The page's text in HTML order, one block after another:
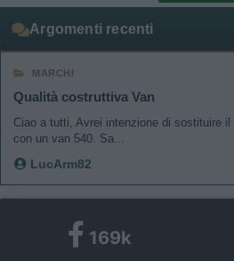
Argomenti recenti
MARCHI
Qualità costruttiva Van
Ciao a tutti, Avrei intenzione di sostituire
con un van 540. Sa...
LucArm82
169k